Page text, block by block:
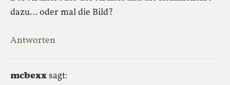
dazu… oder mal die Bild?
Antworten
mcbexxsagt: